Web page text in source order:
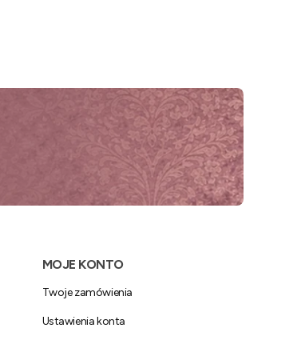
MOJE KONTO
Twoje zamówienia
Ustawienia konta